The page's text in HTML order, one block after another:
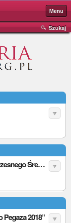
Menu
Szukaj
Międzynarodowy Festiwal Kultury Wczesnego Średniowiecza „XV Najazd Barbarzyńców - Igrzyska” - Zaproszenie
2018”